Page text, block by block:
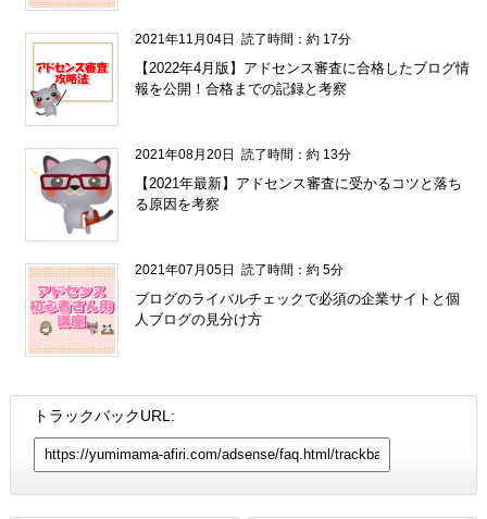
2021年11月04日 読了時間：約 17分
【2022年4月版】アドセンス審査に合格したブログ情
報を公開！合格までの記録と考察
2021年08月20日 読了時間：約 13分
【2021年最新】アドセンス審査に受かるコツと落ち
る原因を考察
2021年07月05日 読了時間：約 5分
ブログのライバルチェックで必須の企業サイトと個
人ブログの見分け方
トラックバックURL: